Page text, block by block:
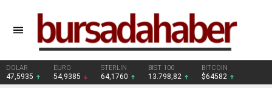
DOLAR
47,5935
EURO
54,9385
STERLİN
64,1760
BIST 100
13.798,82
BITCOIN
$64582